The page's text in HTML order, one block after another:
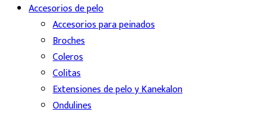
Accesorios de pelo
Accesorios para peinados
Broches
Coleros
Colitas
Extensiones de pelo y Kanekalon
Ondulines